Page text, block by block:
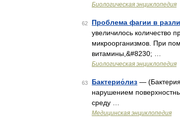
Биологическая энциклопедия
62 Проблема фагии в
увеличилось количество
микроорганизмов. При
витамины,&#8230; …
Биологическая энциклопедия
63 Бактерио́лиз —
нарушением
среду …
Медицинская энциклопедия